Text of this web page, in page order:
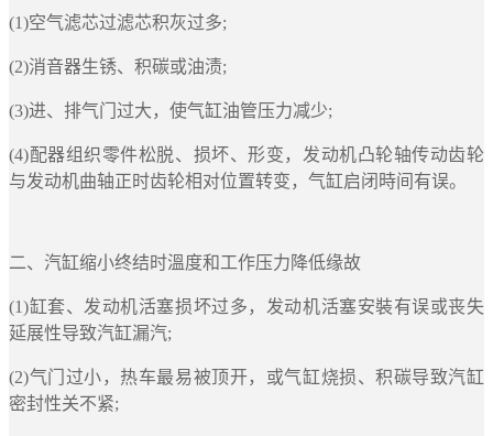
(1)空气滤芯过滤芯积灰过多;
(2)消音器生锈、积碳或油渍;
(3)进、排气门过大，使气缸油管压力减少;
(4)配器组织零件松脱、损坏、形变，发动机凸轮轴传动齿轮
与发动机曲轴正时齿轮相对位置转变，气缸启闭時间有误。
二、汽缸缩小终结时溫度和工作压力降低缘故
(1)缸套、发动机活塞损坏过多，发动机活塞安裝有误或丧失
延展性导致汽缸漏汽;
(2)气门过小，热车最易被顶开，或气缸烧损、积碳导致汽缸
密封性关不紧;